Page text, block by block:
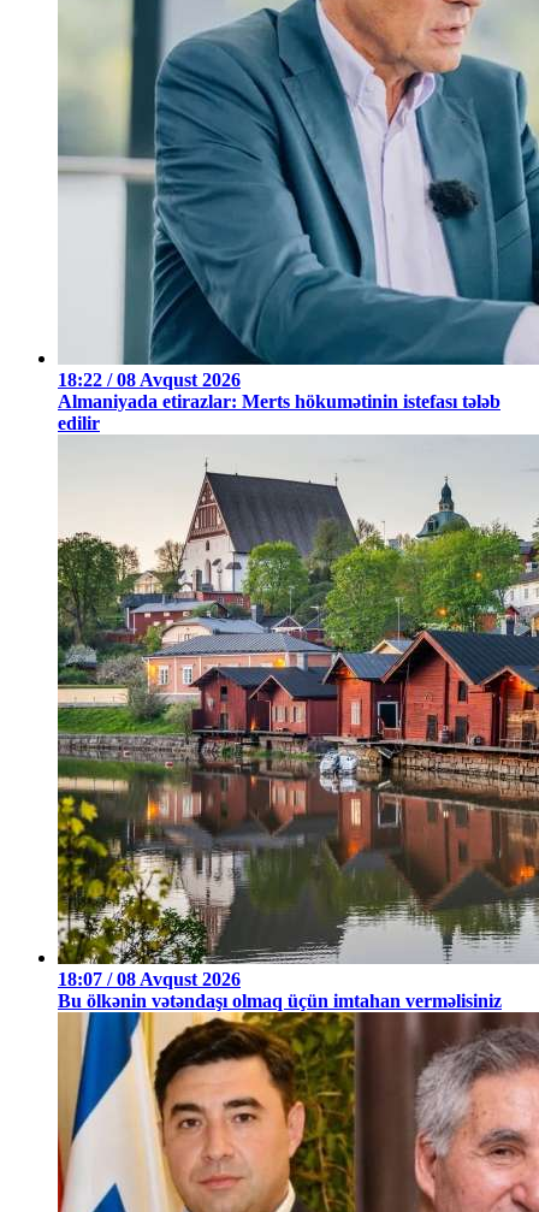
18:22 / 08 Avqust 2026
Almaniyada etirazlar: Merts hökumətinin istefası tələb
edilir
18:07 / 08 Avqust 2026
Bu ölkənin vətəndaşı olmaq üçün imtahan verməlisiniz